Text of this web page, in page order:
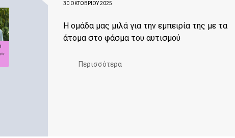
30 ΟΚΤΩΒΡΊΟΥ 2025
Η ομάδα μας μιλά για την εμπειρία της με τα
άτομα στο φάσμα του αυτισμού
Περισσότερα